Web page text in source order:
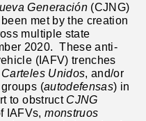
Generación(CJNG)
met by the creation
multiple state
2020. These anti-
(IAFV) trenches
Carteles Unidos, and/or
(autodefensas) in
to obstruct CJNG
IAFVs,monstruos